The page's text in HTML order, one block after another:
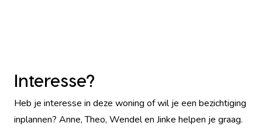
Interesse?
Heb je interesse in deze woning of wil je een bezichtiging
inplannen? Anne, Theo, Wendel en Jinke helpen je graag.